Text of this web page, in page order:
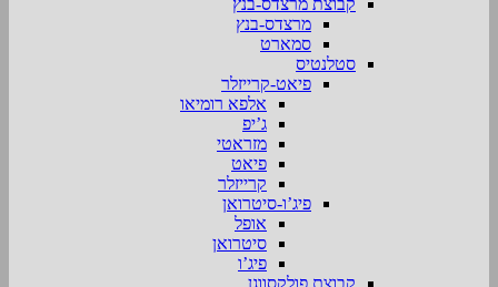
מרצדס-בנץ
סמארט
סטלנטיס
פיאט-קרייזלר
אלפא רומיאו
ג’יפ
מזראטי
פיאט
קרייזלר
פיג’ו-סיטרואן
אופל
סיטרואן
פיג’ו
קבוצת פולקסווגן